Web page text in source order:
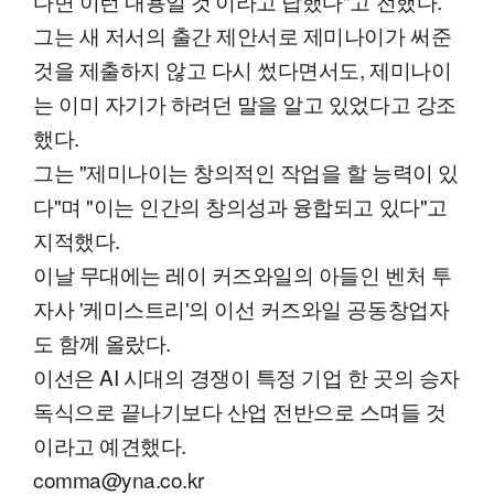
그는 새 저서의 출간 제안서로 제미나이가 써준
것을 제출하지 않고 다시 썼다면서도, 제미나이
는 이미 자기가 하려던 말을 알고 있었다고 강조
했다.
그는 "제미나이는 창의적인 작업을 할 능력이 있
다"며 "이는 인간의 창의성과 융합되고 있다"고
지적했다.
이날 무대에는 레이 커즈와일의 아들인 벤처 투
자사 '케미스트리'의 이선 커즈와일 공동창업자
도 함께 올랐다.
이선은 AI 시대의 경쟁이 특정 기업 한 곳의 승자
독식으로 끝나기보다 산업 전반으로 스며들 것
이라고 예견했다.
comma@yna.co.kr